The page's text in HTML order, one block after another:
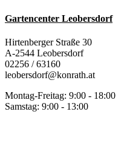
Gartencenter Leobersdorf
Hirtenberger Straße 30
A-2544 Leobersdorf
02256 / 63160
leobersdorf@konrath.at
Montag-Freitag: 9:00 - 18:00
Samstag: 9:00 - 13:00